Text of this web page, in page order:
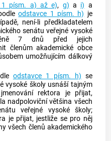
1 písm. a) až e), g) a i) a
odstavce 1 písm. h) je
není-li předkladatelem
senátu veřejné vysoké
7 dnů před jejich
členům akademické obce
umožňujícím dálkový
odstavce 1 písm. h) se
vysoké školy usnáší tajným
rektora je přijat,
nadpoloviční většina všech
veřejné vysoké školy;
je přijat, jestliže se pro něj
všech členů akademického